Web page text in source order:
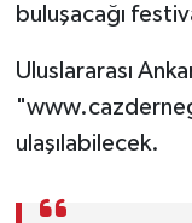
buluşacağı
Uluslararası
ulaşılabilecek.